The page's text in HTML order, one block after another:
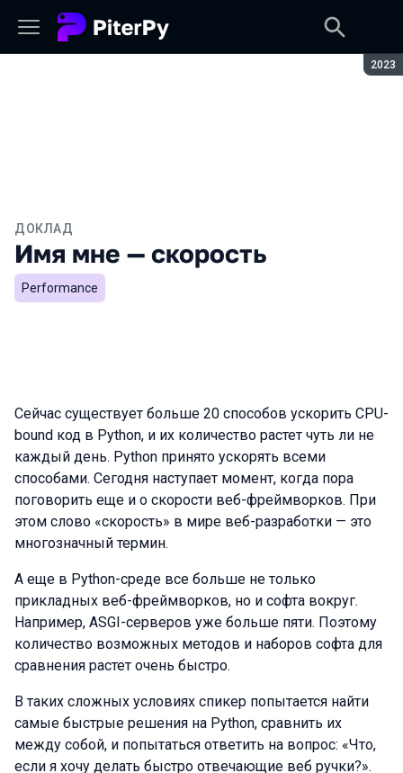
2023
ДОКЛАД
Имя мне — скорость
Performance
Сейчас существует больше 20 способов ускорить CPU-
bound код в Python, и их количество растет чуть ли не
каждый день. Python принято ускорять всеми
способами. Сегодня наступает момент, когда пора
поговорить еще и о скорости веб-фреймворков. При
этом слово «скорость» в мире веб-разработки — это
многозначный термин.
А еще в Python-среде все больше не только
прикладных веб-фреймворков, но и софта вокруг.
Например, ASGI-серверов уже больше пяти. Поэтому
количество возможных методов и наборов софта для
сравнения растет очень быстро.
В таких сложных условиях спикер попытается найти
самые быстрые решения на Python, сравнить их
между собой, и попытаться ответить на вопрос: «Что,
если я хочу делать быстро отвечающие веб ручки?».